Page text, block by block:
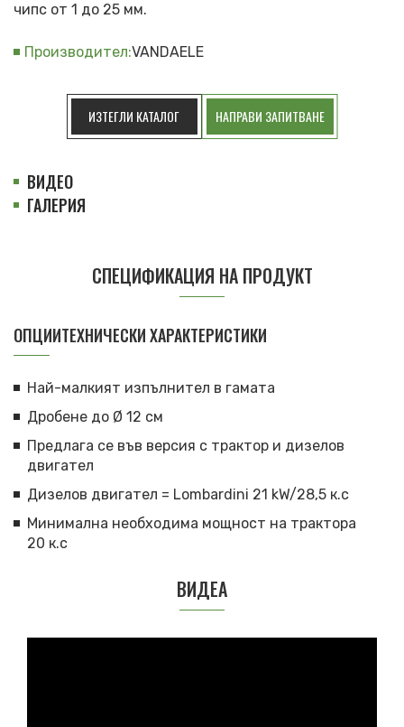
чипс от 1 до 25 мм.
Производител:VANDAELE
ИЗТЕГЛИ КАТАЛОГ НАПРАВИ ЗАПИТВАНЕ
ВИДЕО
ГАЛЕРИЯ
СПЕЦИФИКАЦИЯ НА ПРОДУКТ
ОПЦИИТЕХНИЧЕСКИ ХАРАКТЕРИСТИКИ
Най-малкият изпълнител в гамата
Дробене до Ø 12 см
Предлага се във версия с трактор и дизелов
двигател
Дизелов двигател = Lombardini 21 kW/28,5 к.с
Минимална необходима мощност на трактора
20 к.с
ВИДЕА